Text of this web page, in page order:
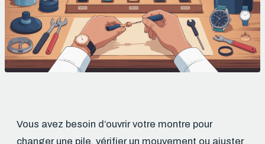
Vous avez besoin d’ouvrir votre montre pour
changer une pile, vérifier un mouvement ou ajuster